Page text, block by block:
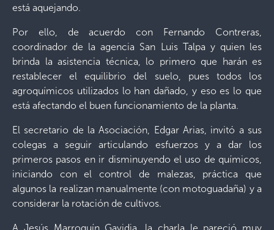
está aquejando.
Por ello, de acuerdo con Fernando Contreras,
coordinador de la agencia San Luis Talpa y quien les
brinda la asistencia técnica, lo primero que harán es
restablecer el equilibrio del suelo, pues todos los
agroquímicos utilizados lo han dañado, y eso es lo que
está afectando el buen funcionamiento de la planta.
El secretario de la Asociación, Edgar Arias, invitó a sus
colegas a seguir articulando esfuerzos y a dar los
primeros pasos en ir disminuyendo el uso de químicos,
iniciando con el control de malezas, práctica que
algunos la realizan manualmente (con motoguadaña) y a
considerar la rotación de cultivos.